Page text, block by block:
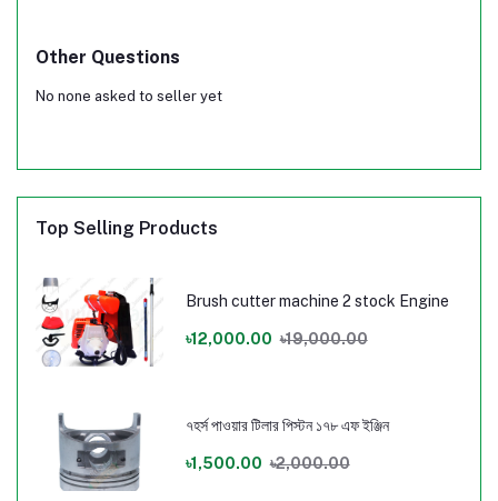
Other Questions
No none asked to seller yet
Top Selling Products
Brush cutter machine 2 stock Engine
৳12,000.00 ৳19,000.00
৭হর্স পাওয়ার টিলার পিস্টন ১৭৮ এফ ইঞ্জিন
৳1,500.00 ৳2,000.00